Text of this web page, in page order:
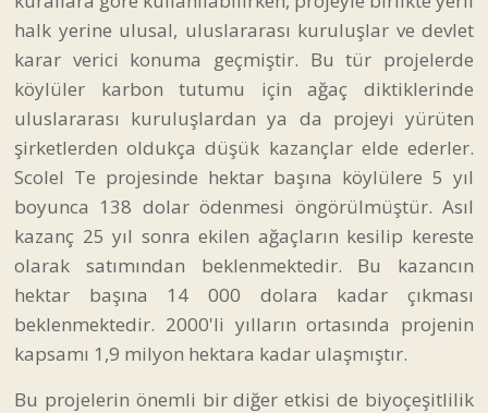
halk yerine ulusal, uluslararası kuruluşlar ve devlet
karar verici konuma geçmiştir. Bu tür projelerde
köylüler karbon tutumu için ağaç diktiklerinde
uluslararası kuruluşlardan ya da projeyi yürüten
şirketlerden oldukça düşük kazançlar elde ederler.
Scolel Te projesinde hektar başına köylülere 5 yıl
boyunca 138 dolar ödenmesi öngörülmüştür. Asıl
kazanç 25 yıl sonra ekilen ağaçların kesilip kereste
olarak satımından beklenmektedir. Bu kazancın
hektar başına 14 000 dolara kadar çıkması
beklenmektedir. 2000'li yılların ortasında projenin
kapsamı 1,9 milyon hektara kadar ulaşmıştır.
Bu projelerin önemli bir diğer etkisi de biyoçeşitlilik